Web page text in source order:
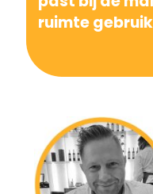
ruimte